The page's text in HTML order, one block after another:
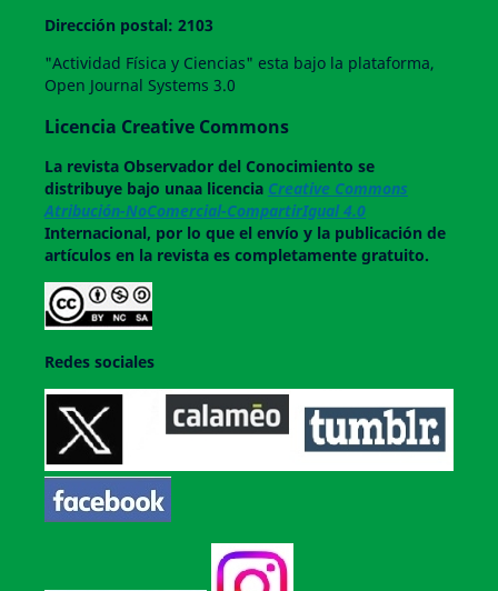
Dirección postal: 2103
"Actividad Física y Ciencias" esta bajo la plataforma,
Open Journal Systems 3.0
Licencia Creative Commons
La revistaObservador del Conocimiento se
distribuye bajo unaa licencia Creative Commons
Atribución-NoComercial-CompartirIgual 4.0
Internacional, por lo que el envío y la publicación de
artículos en la revista es completamente gratuito.
Redes sociales